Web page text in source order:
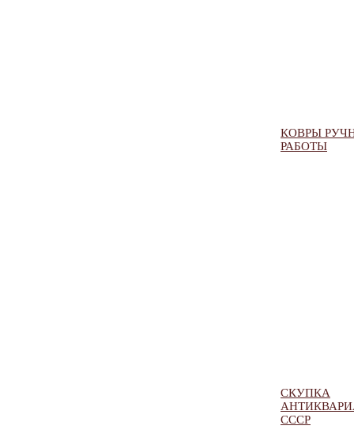
КОВРЫ
РАБОТЫ
СКУПКА
СССР